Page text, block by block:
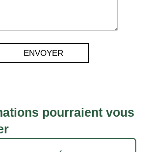
ENVOYER
pourraient vous